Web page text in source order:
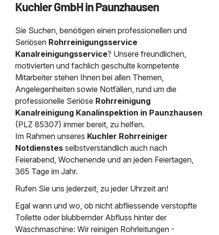
Kanalreinigung
Kanalinspektion
Grubenentleerung
24h Notdienst
Kosten Preise
Rohrreinigungsdienst
Wasserhaltung
Dükerreinigung
Entleerung und Reinigung
Grubenentleerung und
Sickerschacht Reinigung
Abfallzwischenlager
Austausch von
Schießstandsanierung -
Geschosssandfang
Mobile Schlamm-
Fettabscheider
Saugbagger / LuftförderanlageSaugbagger für Tiefbau
Saugbagger und Pumpen
Fermenter-Entleerung
Regenrückhaltebecken
Entschlammung
Trockensaugen von
etc.
Weitere Services mit
Heizung / Sanitär
Tiefbau
Unternehmen
Zertifikate /
Stellenangebote
Kontakt
Kuchler GmbH in Paunzhausen
Sie Suchen, benötigen einen professionellen und
Seriösen Rohrreinigungsservice
Kanalreinigungsservice? Unsere freundlichen,
motivierten und fachlich geschulte kompetente
Mitarbeiter stehen Ihnen bei allen Themen,
Angelegenheiten sowie Notfällen, rund um die
professionelle Seriöse Rohrreinigung
Kanalreinigung Kanalinspektion in Paunzhausen
(PLZ 85307) immer bereit, zu helfen.
Im Rahmen unseres Kuchler Rohrreiniger
Notdienstes selbstverständlich auch nach
Feierabend, Wochenende und an jeden Feiertagen,
365 Tage im Jahr.
Rufen Sie uns jederzeit, zu jeder Uhrzeit an!
Egal wann und wo, ob nicht abfliessende verstopfte
Toilette oder blubbernder Abfluss hinter der
Waschmaschine: Wir reinigen Rohrleitungen -